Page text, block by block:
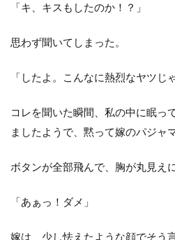
「キ、キスもしたのか！？」
思わず聞いてしまった。
「したよ。こんなに熱烈なヤツじ
コレを聞いた瞬間、私の中に眠っ
ましたようで、黙って嫁のパジャ
ボタンが全部飛んで、胸が丸見え
「あぁっ！ダメ」
嫁は、少し怯えたような顔でそう